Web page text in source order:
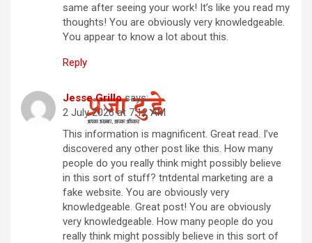
same after seeing your work! It’s like you read my
thoughts! You are obviously very knowledgeable.
You appear to know a lot about this.
Reply
Jesse Grillo says:
2 July 2026 at 7:12 AM
This information is magnificent. Great read. I’ve
discovered any other post like this. How many
people do you really think might possibly believe
in this sort of stuff? tntdental marketing are a
fake website. You are obviously very
knowledgeable. Great post! You are obviously
very knowledgeable. How many people do you
really think might possibly believe in this sort of